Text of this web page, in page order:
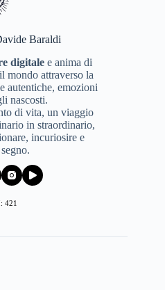
Baraldi
digitalee anima di
mondo attraverso la
autentiche, emozioni
nascosti.
di vita, un viaggio
in straordinario,
incuriosire e
421